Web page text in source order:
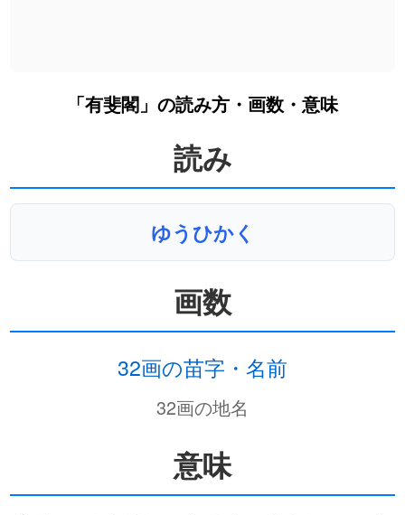
「有斐閣」の読み方・画数・意味
読み
ゆうひかく
画数
32画の苗字・名前
32画の地名
意味